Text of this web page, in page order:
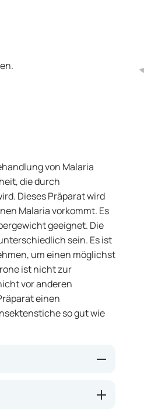
von Malaria
die durch
Dieses Präparat wird
Malaria vorkommt. Es
geeignet. Die
sein. Es ist
um einen möglichst
ist nicht zur
vor anderen
einen
so gut wie
im Körper